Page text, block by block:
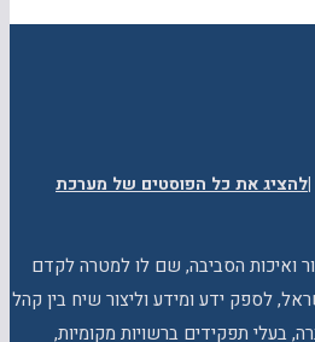
|להציג את כל הפוסטים של מערכת
ואיכות הסביבה, שם לו למטרה לקדם
לספק ידע ומידע וליצור שיח בין קהל
בעלי תפקידים ברשויות מקומיות,